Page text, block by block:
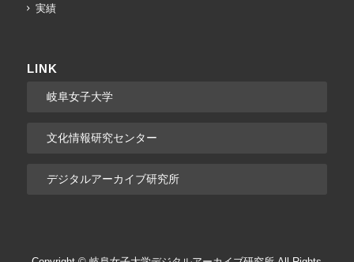
実績
LINK
岐阜女子大学
文化情報研究センター
デジタルアーカイブ研究所